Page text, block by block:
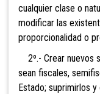
cualquier clase o
modificar las
proporcionalidad o
2º.- Crear nuevos
sean fiscales,
Estado; suprimirlos